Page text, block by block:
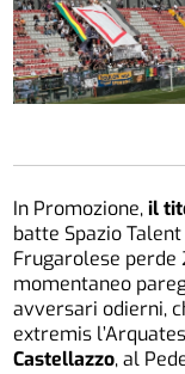
In Promozione,il
batte Spazio
Frugarolese perde
momentaneo
avversari odierni,
extremis
Castellazzo, al